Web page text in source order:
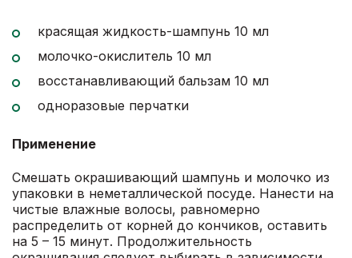
красящая жидкость-шампунь 10 мл
молочко-окислитель 10 мл
восстанавливающий бальзам 10 мл
одноразовые перчатки
Применение
Смешать окрашивающий шампунь и молочко из
упаковки в неметаллической посуде. Нанести на
чистые влажные волосы, равномерно
распределить от корней до кончиков, оставить
на 5 – 15 минут. Продолжительность